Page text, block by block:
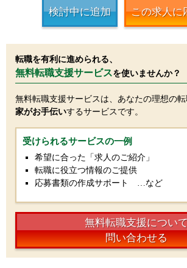
検討中に追加 この求人に
転職を有利に進められる、
無料転職支援サービスを使いませんか？
無料転職支援サービスは、あなたの理想の転
家がお手伝いするサービスです。
受けられるサービスの一例
希望に合った「求人のご紹介」
転職に役立つ情報のご提供
応募書類の作成サポート …など
無料転職支援について
問い合わせる